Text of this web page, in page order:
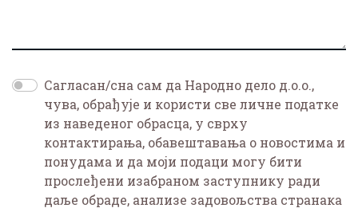
Сагласан/сна сам да Народно дело д.о.о.,
чува, обрађује и користи све личне податке
из наведеног обрасца, у сврху
контактирања, обавештавања о новостима и
понудама и да моји подаци могу бити
прослеђени изабраном заступнику ради
даље обраде, анализе задовољства странака